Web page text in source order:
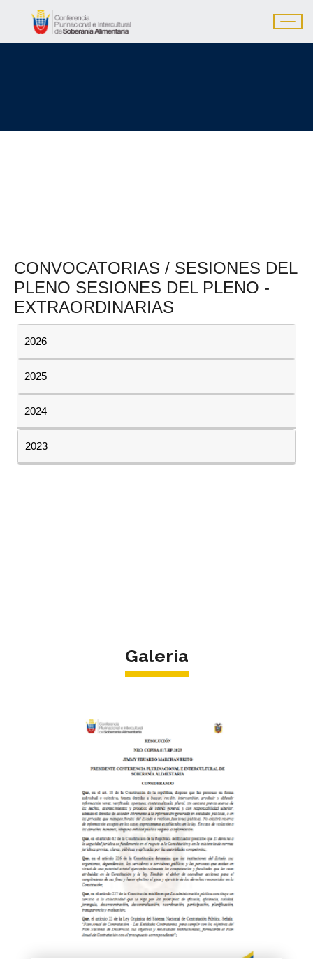
CONVOCATORIAS / SESIONES DEL
PLENO SESIONES DEL PLENO -
EXTRAORDINARIAS
2026
2025
2024
2023
Galeria